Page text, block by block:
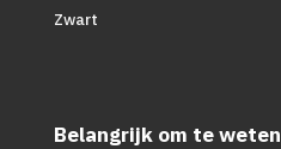
Zwart
Belangrijk om te weten